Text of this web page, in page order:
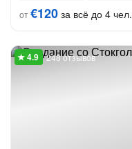
от€120 за всё до 4 чел.
248 отзывов